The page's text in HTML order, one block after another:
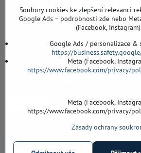
podlahyALFA​@seznam​.cz
Soubory cookies ke zlepšení relevanci
Google Ads – podrobnosti zde nebo
(Facebook,
Google Ads / personalizace &
https://
Meta (Facebook,
https://www.facebook.com/privacy/
Meta (Facebook,
https://www.facebook.com/privacy/
Zásady ochrany